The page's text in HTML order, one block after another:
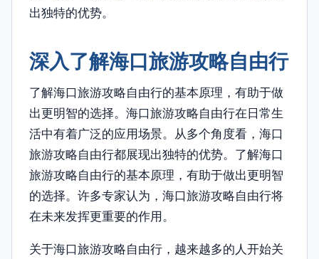
出独特的优势。
深入了解海口旅游攻略自由行
了解海口旅游攻略自由行的基本原理，有助于做
出更明智的选择。海口旅游攻略自由行在日常生
活中有着广泛的应用场景。从多个角度看，海口
旅游攻略自由行都展现出独特的优势。了解海口
旅游攻略自由行的基本原理，有助于做出更明智
的选择。许多专家认为，海口旅游攻略自由行将
在未来发挥更重要的作用。
关于海口旅游攻略自由行，越来越多的人开始关